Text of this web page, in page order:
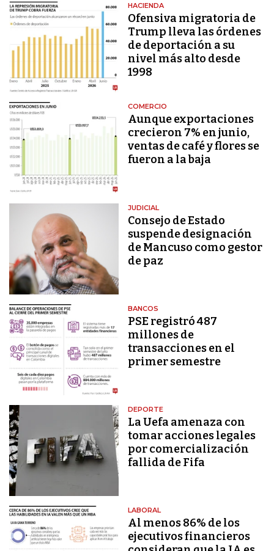
HACIENDA
Ofensiva migratoria de
Trump lleva las órdenes
de deportación a su
nivel más alto desde
1998
COMERCIO
Aunque exportaciones
crecieron 7% en junio,
ventas de café y flores se
fueron a la baja
JUDICIAL
Consejo de Estado
suspende designación
de Mancuso como gestor
de paz
BANCOS
PSE registró 487
millones de
transacciones en el
primer semestre
DEPORTE
La Uefa amenaza con
tomar acciones legales
por comercialización
fallida de Fifa
LABORAL
Al menos 86% de los
ejecutivos financieros